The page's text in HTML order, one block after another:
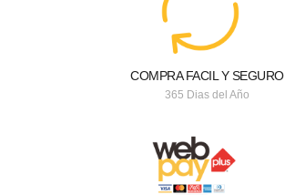
COMPRA FACIL Y SEGURO
365 Dias del Año